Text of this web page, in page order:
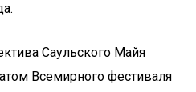
Саульского Майя
Всемирного фестиваля